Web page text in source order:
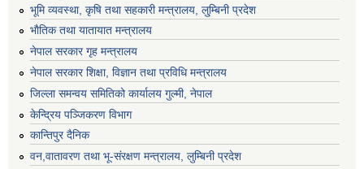
भूमि व्यवस्था, कृषि तथा सहकारी मन्त्रालय, लु्म्बिनी प्रदेश
भाैतिक तथा यातायात मन्त्रालय
नेपाल सरकार गृह मन्त्रालय
नेपाल सरकार शिक्षा, विज्ञान तथा प्रविधि मन्त्रालय
जिल्ला समन्वय समितिको कार्यालय गुल्मी, नेपाल
केन्द्रिय पञ्जिकरण विभाग
कान्तिपुर दैनिक
वन,वातावरण तथा भू-संरक्षण मन्त्रालय, लुम्बिनी प्रदेश